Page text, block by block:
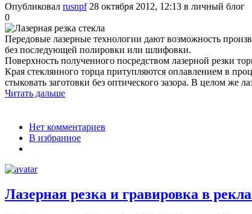
Опубликовал rusnpf 28 октября 2012, 12:13 в личный блог
0
Передовые лазерные технологии дают возможность
без последующей полировки или шлифовки.
Поверхность полученного посредством лазерной резки
Края стеклянного торца притупляются оплавлением в
стыковать заготовки без оптического зазора. В целом же
Читать дальше
Нет комментариев
В избранное
Лазерная резка и гравировка в